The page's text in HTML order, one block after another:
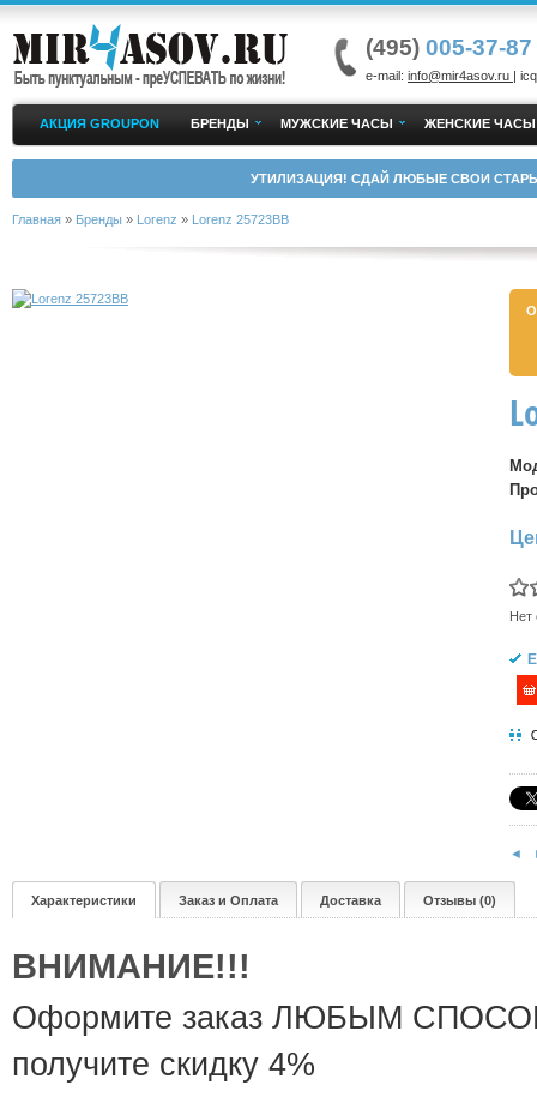
(495) 005-37-87
e-mail: info@mir4asov.ru |
АКЦИЯ GROUPON БРЕНДЫ МУЖСКИЕ ЧАСЫ ЖЕНСКИЕ ЧАСЫ
УТИЛИЗАЦИЯ! СДАЙ ЛЮБЫЕ СВОИ
Главная » Бренды » Lorenz » Lorenz 25723BB
Нет
◄
Характеристики Заказ и Оплата Доставка Отзывы (0)
ВНИМАНИЕ!!!
Оформите заказ ЛЮБЫМ
получите скидку 4%